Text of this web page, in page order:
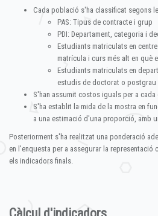
Cada població s'ha classificat segons
PAS: Tipus de contracte i grup
PDI: Departament, categoria i
Estudiants matriculats en
matrícula i curs més alt en què
Estudiants matriculats en
estudis de doctorat o postgrau
S'han assumit costos iguals per a
S'ha establit la mida de la mostra en
a una estimació d'una proporció, amb
Posteriorment s'ha realitzat una ponderació
en l'enquesta per a assegurar la representació
els indicadors finals.